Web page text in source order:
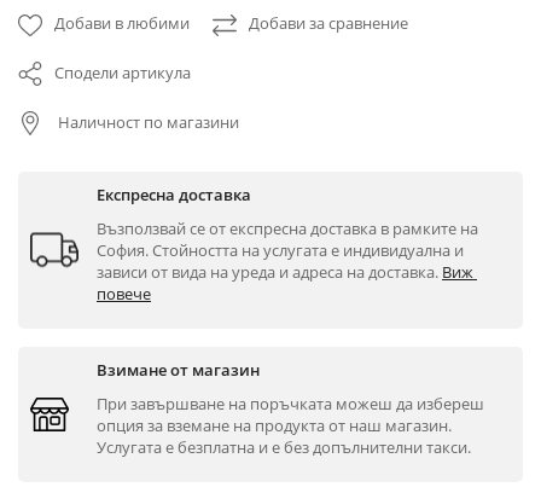
Добави в любими Добави за сравнение
Сподели артикула
Наличност по магазини
Експресна доставка
Възползвай се от експресна доставка в рамките на
София. Стойността на услугата е индивидуална и
зависи от вида на уреда и адреса на доставка. Виж
повече
Взимане от магазин
При завършване на поръчката можеш да избереш
опция за вземане на продукта от наш магазин.
Услугата е безплатна и е без допълнителни такси.